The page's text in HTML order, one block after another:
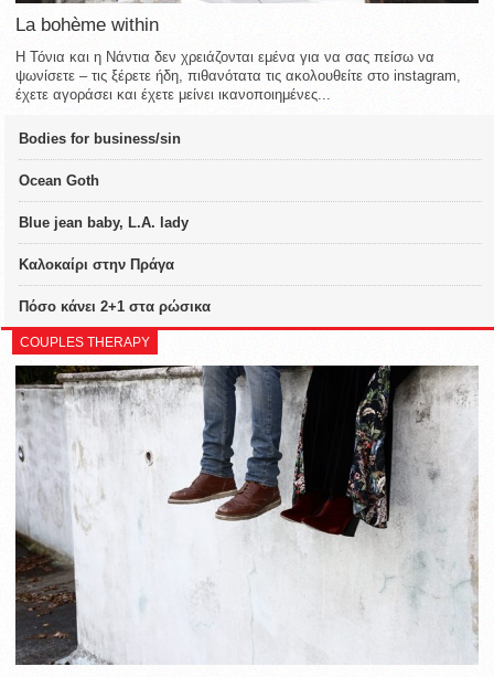
La bohème within
Η Τόνια και η Νάντια δεν χρειάζονται εμένα για να σας πείσω να
ψωνίσετε – τις ξέρετε ήδη, πιθανότατα τις ακολουθείτε στο instagram,
έχετε αγοράσει και έχετε μείνει ικανοποιημένες...
Bodies for business/sin
Ocean Goth
Blue jean baby, L.A. lady
Καλοκαίρι στην Πράγα
Πόσο κάνει 2+1 στα ρώσικα
COUPLES THERAPY